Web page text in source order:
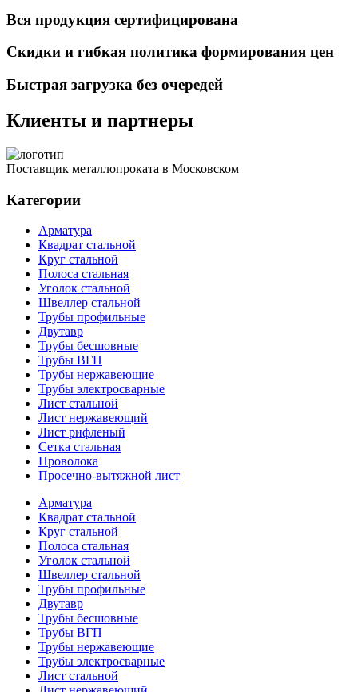
Вся продукция сертифицирована
Скидки и гибкая политика формирования цен
Быстрая загрузка без очередей
Клиенты и партнеры
Поставщик металлопроката в Московском
Категории
Арматура
Квадрат стальной
Круг стальной
Полоса стальная
Уголок стальной
Швеллер стальной
Трубы профильные
Двутавр
Трубы бесшовные
Трубы ВГП
Трубы нержавеющие
Трубы электросварные
Лист стальной
Лист нержавеющий
Лист рифленый
Сетка стальная
Проволока
Просечно-вытяжной лист
Арматура
Квадрат стальной
Круг стальной
Полоса стальная
Уголок стальной
Швеллер стальной
Трубы профильные
Двутавр
Трубы бесшовные
Трубы ВГП
Трубы нержавеющие
Трубы электросварные
Лист стальной